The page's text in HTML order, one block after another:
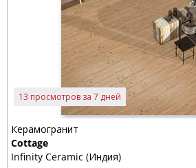
13 просмотров за 7 дней
Керамогранит
Cottage
Infinity Ceramic (Индия)